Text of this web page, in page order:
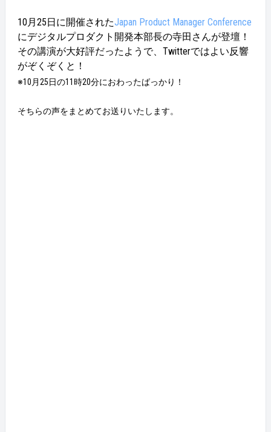
10月25日に開催されたJapan Product Manager Conference
にデジタルプロダクト開発本部長の寺田さんが登壇！
その講演が大好評だったようで、Twitterではよい反響
がぞくぞくと！
※10月25日の11時20分におわったばっかり！
そちらの声をまとめてお送りいたします。